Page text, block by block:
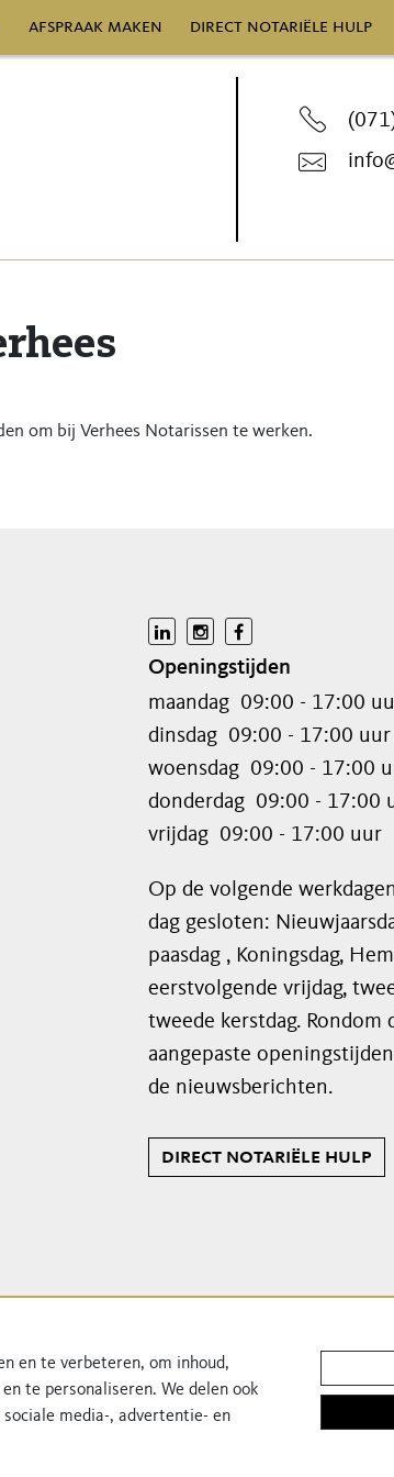
afspraak maken direct notariële hulp
en te verbeteren, om inhoud,
te personaliseren. We delen ook
media-, advertentie- en
om bij Verhees Notarissen te werken.
Openingstijden
maandag 09:00 - 17:00
dinsdag 09:00 - 17:00 uur
woensdag 09:00 - 17:00
donderdag 09:00 - 17:00
vrijdag 09:00 - 17:00 uur
Op de volgende
dag gesloten:
paasdag , Koningsdag,
eerstvolgende vrijdag,
tweede kerstdag. Rondom
aangepaste
de nieuwsberichten.
direct notariële hulp
Schrijf je in voor onze